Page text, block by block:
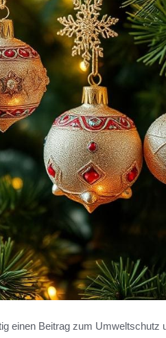
einen Beitrag zum Umweltschutz